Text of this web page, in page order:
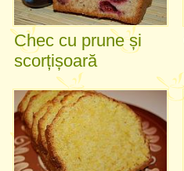
Chec cu prune și
scorțișoară